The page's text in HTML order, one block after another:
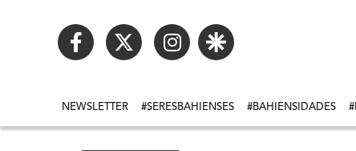
NEWSLETTER #SERESBAHIENSES #BAHIENSIDADES